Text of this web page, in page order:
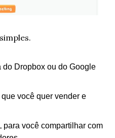
do Dropbox ou do Google
você quer vender e
para você compartilhar com